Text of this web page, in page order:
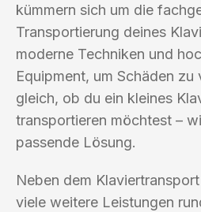
kümmern sich um die
Transportierung deines
moderne Techniken und
Equipment, um Schäden zu
gleich, ob du ein kleines
transportieren möchtest –
passende Lösung.
Neben dem
viele weitere Leistungen